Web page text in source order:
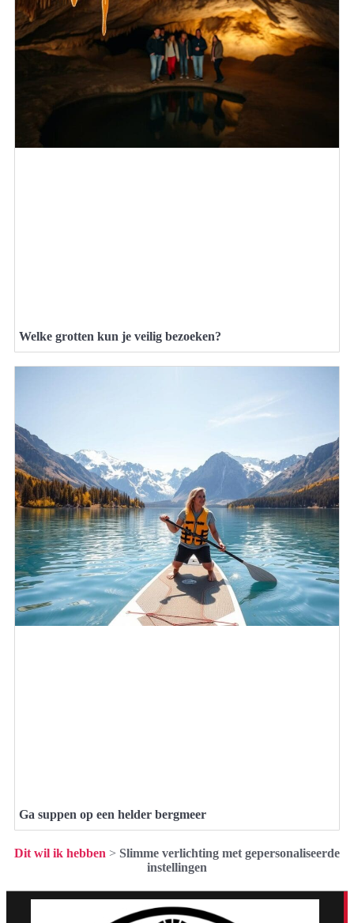
Welke grotten kun je veilig bezoeken?
Ga suppen op een helder bergmeer
Dit wil ik hebben > Slimme verlichting met gepersonaliseerde
instellingen